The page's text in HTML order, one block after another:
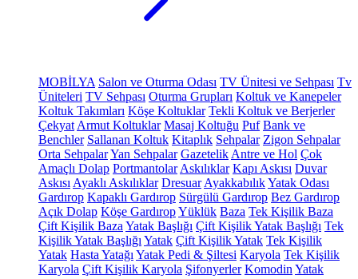
MOBİLYA Salon ve Oturma Odası TV Ünitesi ve Sehpası Tv
Üniteleri TV Sehpası Oturma Grupları Koltuk ve Kanepeler
Koltuk Takımları Köşe Koltuklar Tekli Koltuk ve Berjerler
Çekyat Armut Koltuklar Masaj Koltuğu Puf Bank ve
Benchler Sallanan Koltuk Kitaplık Sehpalar Zigon Sehpalar
Orta SehpalarYan Sehpalar Gazetelik Antre ve Hol Çok
Amaçlı Dolap Portmantolar Askılıklar Kapı Askısı Duvar
Askısı Ayaklı Askılıklar Dresuar AyakkabılıkYatak Odası
Gardırop Kapaklı Gardırop Sürgülü Gardırop Bez Gardırop
Açık Dolap Köşe GardıropYüklük Baza Tek Kişilik Baza
Çift Kişilik Baza Yatak Başlığı Çift Kişilik Yatak Başlığı Tek
Kişilik Yatak Başlığı Yatak Çift Kişilik Yatak Tek Kişilik
Yatak Hasta Yatağı Yatak Pedi & Şiltesi Karyola Tek Kişilik
Karyola Çift Kişilik Karyola Şifonyerler Komodin Yatak